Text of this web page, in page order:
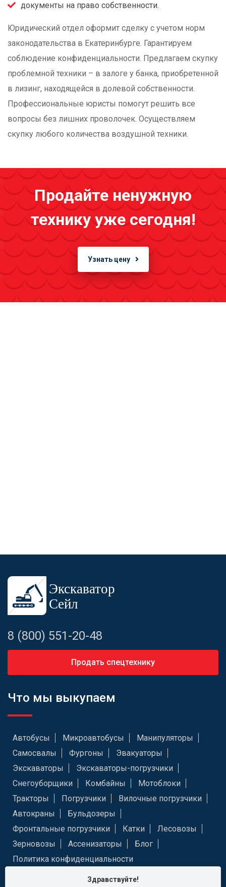
документы на право собственности.
Юридический отдел оформит сделку с учетом норм
законодательства в Екатеринбурге. Гарантируем
соблюдение конфиденциальности. Предлагаем скупку
проблемной техники – в залоге у банка, приобретенной
в лизинг, находящейся в долевой собственности.
Профессиональные юристы помогут решить все
вопросы без лишних проволочек. Осуществляем
скупку любого количества воздушной техники.
Продайте ненужную
технику уже сегодня!
Узнать цену
8 (800) 551-20-48
Продать спецтехнику
Что мы выкупаем
Автобусы Микроавтобусы
Манипуляторы
Самосвалы
Фургоны
Эвакуаторы
Экскаваторы
Экскаваторы-погрузчики
Снегоуборщики
Комбайны
Мотоблоки
Тракторы
Погрузчики
Вилочные погрузчики
Автокраны
Бульдозеры
Фронтальные погрузчики
Катки
Лесовозы
Зерновозы
Ассенизаторы
Блог
Политика конфиденциальности
Здравствуйте!